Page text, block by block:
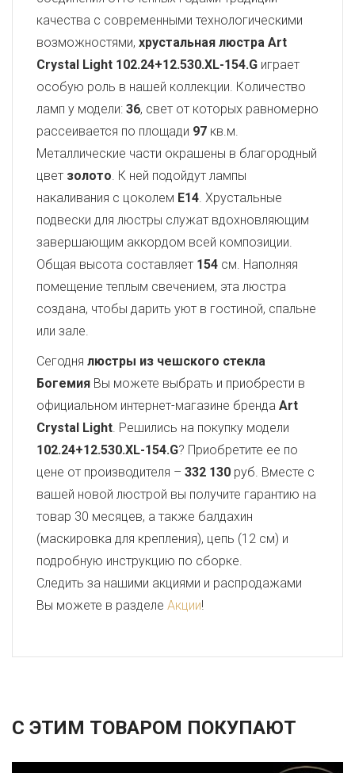
качества с современными технологическими
возможностями, хрустальная люстра Art
Crystal Light 102.24+12.530.XL-154.G играет
особую роль в нашей коллекции. Количество
ламп у модели: 36, свет от которых равномерно
рассеивается по площади 97 кв.м.
Металлические части окрашены в благородный
цвет золото. К ней подойдут лампы
накаливания с цоколем E14. Хрустальные
подвески для люстры служат вдохновляющим
завершающим аккордом всей композиции.
Общая высота составляет 154 см. Наполняя
помещение теплым свечением, эта люстра
создана, чтобы дарить уют в гостиной, спальне
или зале.
Сегодня люстры из чешского стекла
Богемия Вы можете выбрать и приобрести в
официальном интернет-магазине бренда Art
Crystal Light. Решились на покупку модели
102.24+12.530.XL-154.G? Приобретите ее по
цене от производителя – 332 130 руб. Вместе с
вашей новой люстрой вы получите гарантию на
товар 30 месяцев, а также балдахин
(маскировка для крепления), цепь (12 см) и
подробную инструкцию по сборке.
Следить за нашими акциями и распродажами
Вы можете в разделе Акции!
С ЭТИМ ТОВАРОМ ПОКУПАЮТ